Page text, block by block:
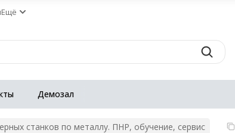
Ещё
Демозал
станков по металлу. ПНР, обучение, сервис